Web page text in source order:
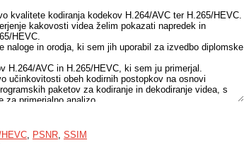
kvalitete kodiranja kodekov H.264/AVC ter H.265/HEVC.
kakovosti videa želim pokazati napredek in
HEVC.
in orodja, ki sem jih uporabil za izvedbo diplomske
H.264/AVC in H.265/HEVC, ki sem ju primerjal.
učinkovitosti obeh kodirnih postopkov na osnovi
paketov za kodiranje in dekodiranje videa, s
za primerjalno analizo.
HEVC, PSNR, SSIM